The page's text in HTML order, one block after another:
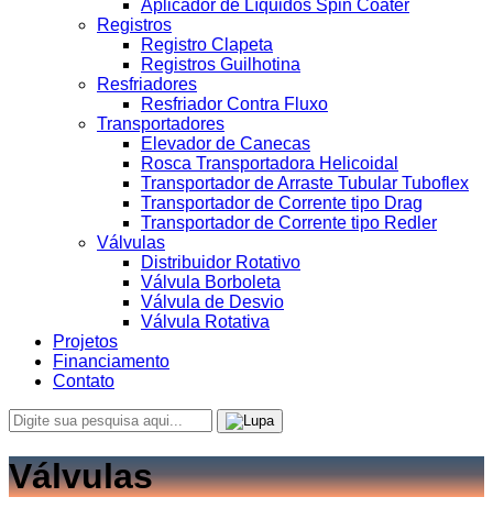
Aplicador de Líquidos Spin Coater
Registros
Registro Clapeta
Registros Guilhotina
Resfriadores
Resfriador Contra Fluxo
Transportadores
Elevador de Canecas
Rosca Transportadora Helicoidal
Transportador de Arraste Tubular Tuboflex
Transportador de Corrente tipo Drag
Transportador de Corrente tipo Redler
Válvulas
Distribuidor Rotativo
Válvula Borboleta
Válvula de Desvio
Válvula Rotativa
Projetos
Financiamento
Contato
Válvulas